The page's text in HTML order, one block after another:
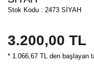
Stok Kodu : 2473 SİYAH
3.200,00 TL
* 1.066,67 TL den başlayan